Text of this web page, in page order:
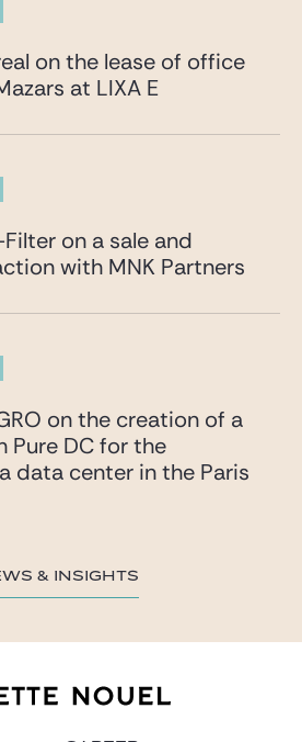
on the lease of office
at LIXA E
on a sale and
with MNK Partners
on the creation of a
Pure DC for the
data center in the Paris
& insights